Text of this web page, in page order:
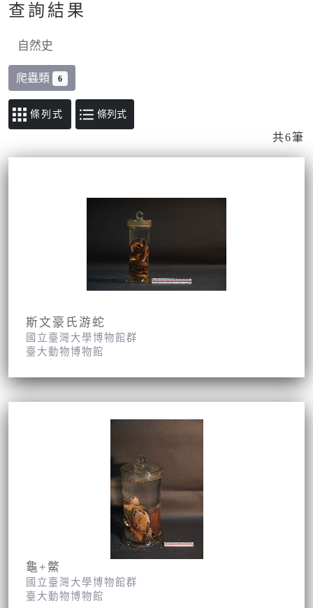
查詢結果
自然史
爬蟲類 6
條列式
共6筆
斯文豪氏游蛇
國立臺灣大學博物館群
臺大動物博物館
龜+鱉
國立臺灣大學博物館群
臺大動物博物館